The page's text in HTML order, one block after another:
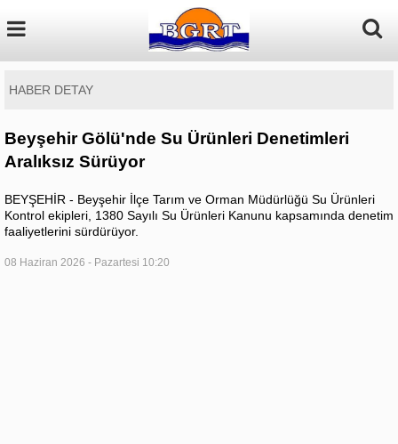
HABER DETAY
Beyşehir Gölü'nde Su Ürünleri Denetimleri
Aralıksız Sürüyor
BEYŞEHİR - Beyşehir İlçe Tarım ve Orman Müdürlüğü Su Ürünleri
Kontrol ekipleri, 1380 Sayılı Su Ürünleri Kanunu kapsamında denetim
faaliyetlerini sürdürüyor.
08 Haziran 2026 - Pazartesi 10:20